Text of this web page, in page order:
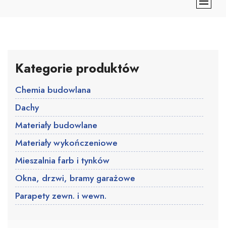
Kategorie produktów
Chemia budowlana
Dachy
Materiały budowlane
Materiały wykończeniowe
Mieszalnia farb i tynków
Okna, drzwi, bramy garażowe
Parapety zewn. i wewn.